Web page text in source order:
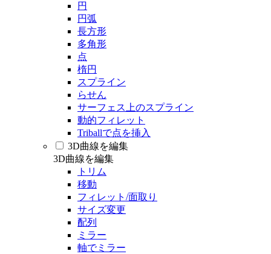
円
円弧
長方形
多角形
点
楕円
スプライン
らせん
サーフェス上のスプライン
動的フィレット
Triballで点を挿入
3D曲線を編集
3D曲線を編集
トリム
移動
フィレット/面取り
サイズ変更
配列
ミラー
軸でミラー